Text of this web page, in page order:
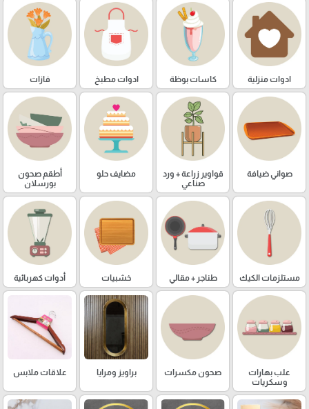
ادوات منزلية كاسات بوظة ادوات مطبخ فازات
صواني ضيافة
قواوير زراعة + ورد
صناعي
مضايف حلو
أطقم صحون
بورسلان
مستلزمات الكيك طناجر + مقالي خشبيات أدوات كهربائية
علب بهارات
وسكريات
صحون مكسرات براويز ومرايا علاقات ملابس